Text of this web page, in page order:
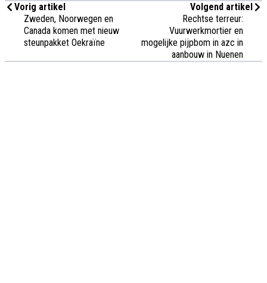
Vorig artikel
Zweden, Noorwegen en
Canada komen met nieuw
steunpakket Oekraïne
Volgend artikel
Rechtse terreur:
Vuurwerkmortier en
mogelijke pijpbom in azc in
aanbouw in Nuenen